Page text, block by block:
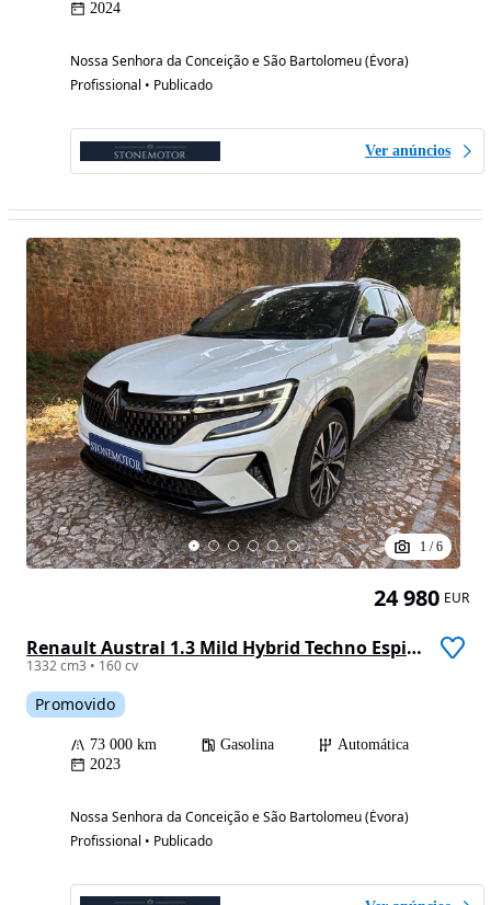
2024
Nossa Senhora da Conceição e São Bartolomeu (Évora)
Profissional • Publicado
Ver anúncios
1 /6
Renault Austral 1.3 Mild Hybrid Techno Espirit Auto
1332 cm3 • 160 cv
Promovido
73 000 km Gasolina
Automática
2023
Nossa Senhora da Conceição e São Bartolomeu (Évora)
Profissional • Publicado
24 980 EUR